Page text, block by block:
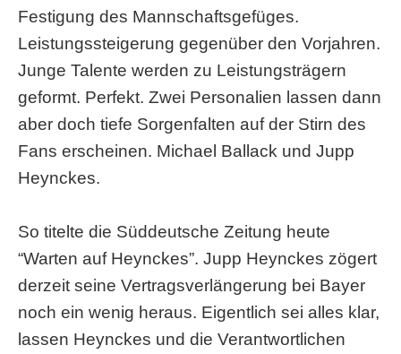
Festigung des Mannschaftsgefüges.
Leistungssteigerung gegenüber den Vorjahren.
Junge Talente werden zu Leistungsträgern
geformt. Perfekt. Zwei Personalien lassen dann
aber doch tiefe Sorgenfalten auf der Stirn des
Fans erscheinen. Michael Ballack und Jupp
Heynckes.
So titelte die Süddeutsche Zeitung heute
“Warten auf Heynckes”. Jupp Heynckes zögert
derzeit seine Vertragsverlängerung bei Bayer
noch ein wenig heraus. Eigentlich sei alles klar,
lassen Heynckes und die Verantwortlichen